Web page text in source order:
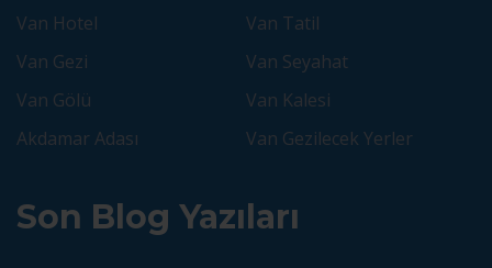
Van Hotel
Van Tatil
Van Gezi
Van Seyahat
Van Gölü
Van Kalesi
Akdamar Adası
Van Gezilecek Yerler
Son Blog Yazıları